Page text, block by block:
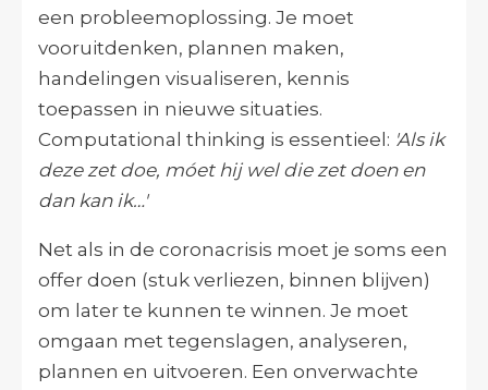
een probleemoplossing. Je moet
vooruitdenken, plannen maken,
handelingen visualiseren, kennis
toepassen in nieuwe situaties.
Computational thinking is essentieel: 'Als ik
deze zet doe, móet hij wel die zet doen en
dan kan ik…'
Net als in de coronacrisis moet je soms een
offer doen (stuk verliezen, binnen blijven)
om later te kunnen te winnen. Je moet
omgaan met tegenslagen, analyseren,
plannen en uitvoeren. Een onverwachte